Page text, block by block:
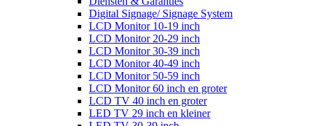
Digital Signage/ Signage System
LCD Monitor 10-19 inch
LCD Monitor 20-29 inch
LCD Monitor 30-39 inch
LCD Monitor 40-49 inch
LCD Monitor 50-59 inch
LCD Monitor 60 inch en groter
LCD TV 40 inch en groter
LED TV 29 inch en kleiner